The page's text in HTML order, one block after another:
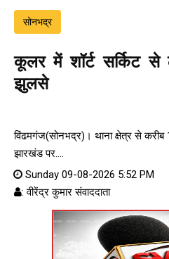
सोनभद्र
कूलर में शॉर्ट सर्किट
झुलसे
विंढमगंज(सोनभद्र)। थाना क्षेत्र से करीब
झारखंड पर....
Sunday 09-08-2026 5:52 PM
: वीरेंद्र कुमार संवाददाता